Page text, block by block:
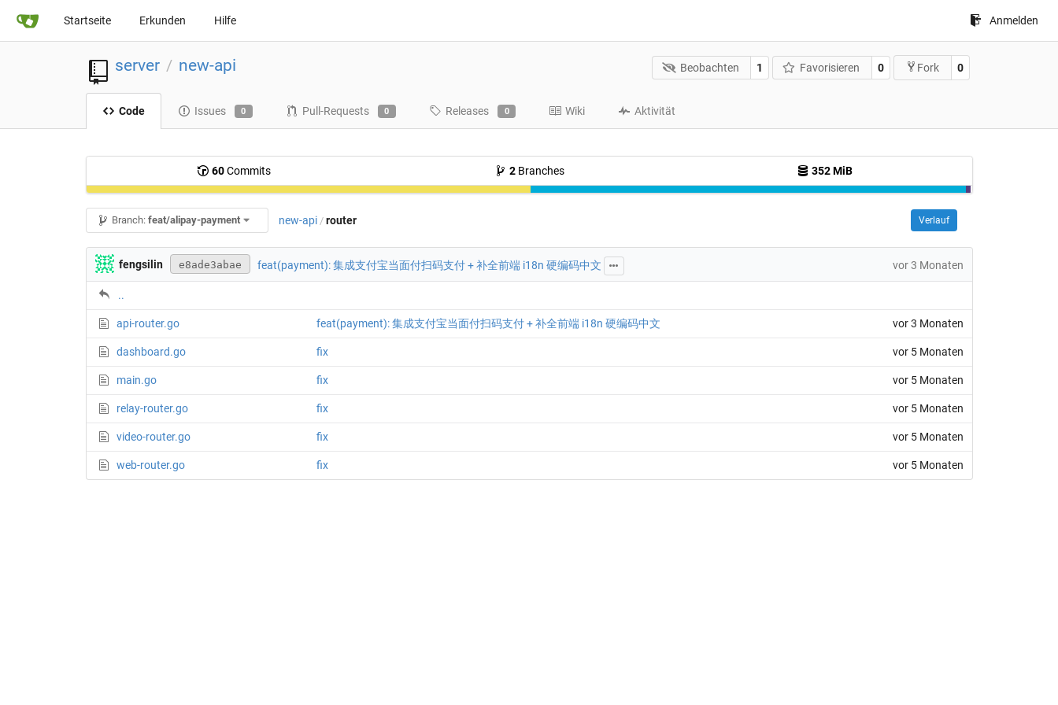
Startseite Erkunden Hilfe Anmelden
server / new-api Beobachten 1 Favorisieren 0 Fork 0
Code Issues 0 Pull-Requests 0 Releases 0 Wiki Aktivität
60Commits 2Branches 352 MiB
Branch:feat/alipay-payment new-api / router Verlauf
fengsilin e8ade3abae feat(payment): 集成支付宝当面付扫码支付 + 补全前端 i18n 硬编码中文 vor 3 Monaten
..
api-router.go feat(payment): 集成支付宝当面付扫码支付 + 补全前端 i18n 硬编码中文 vor 3 Monaten
dashboard.go fix vor 5 Monaten
main.go fix vor 5 Monaten
relay-router.go fix vor 5 Monaten
video-router.go fix vor 5 Monaten
web-router.go fix vor 5 Monaten